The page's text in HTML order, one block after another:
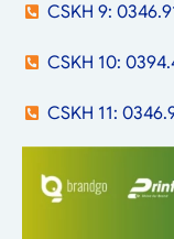
CSKH 9:
CSKH 10:
CSKH 11: